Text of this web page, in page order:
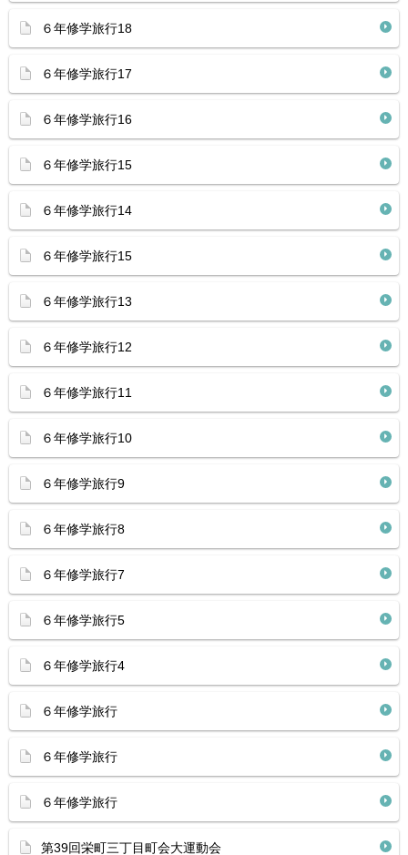
６年修学旅行18
６年修学旅行17
６年修学旅行16
６年修学旅行15
６年修学旅行14
６年修学旅行15
６年修学旅行13
６年修学旅行12
６年修学旅行11
６年修学旅行10
６年修学旅行9
６年修学旅行8
６年修学旅行7
６年修学旅行5
６年修学旅行4
６年修学旅行
６年修学旅行
６年修学旅行
第39回栄町三丁目町会大運動会